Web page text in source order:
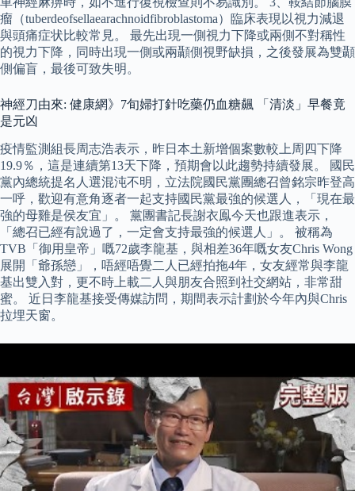
瘤（tuberdeofsellaearachnoidfibroblastoma）臨床表現以視力減退
與頭痛症状比較常見。 最先出現一側視力下降或兩側不對稱性
的視力下降，同時出現一側或兩顳側視野缺損，之後發展為雙顳
側偏盲，最後可致失明。
神經刀由來: 健康網》7旬婦打針吃藥仍血糖飆 「清淡」早餐竟
是元凶
疫情監測組長周志浩表示，昨日本土新增個案數較上周四下降
19.9％，這是連續第13天下降，預期會以此趨勢持續發展。 國民
黨內總統提名人選混沌不明，立法院國民黨團總召曾銘宗昨登高
一呼，歡迎有意角逐者一起支持國民黨最強的候選人，「現在最
強的母雞是侯友宜」。 黨團書記長謝衣鳯今天也跟進表示，
「總召已經有說過了，一定會支持最強的候選人」。 被稱為
TVB「御用皇帝」嘅72歲李龍基，與相差36年嘅女友Chris Wong
展開「爺孫戀」，唔經唔覺二人已經拍拖4年，女友經常與李龍
基出雙入對，更不時上載二人與朋友合照到社交網站，非常甜
蜜。 近日李龍基接受傳媒訪問，期間表示計劃於今年內與Chris
拉埋天窗。